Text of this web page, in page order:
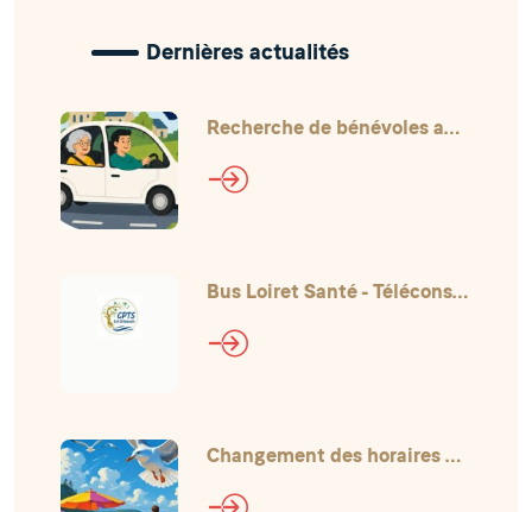
Dernières actualités
Recherche de bénévoles au CCAS
Bus Loiret Santé - Téléconsultations
Changement des horaires pour l'été